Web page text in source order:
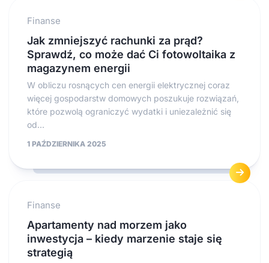
Finanse
Jak zmniejszyć rachunki za prąd?
Sprawdź, co może dać Ci fotowoltaika z
magazynem energii
W obliczu rosnących cen energii elektrycznej coraz
więcej gospodarstw domowych poszukuje rozwiązań,
które pozwolą ograniczyć wydatki i uniezależnić się
od...
1 PAŹDZIERNIKA 2025
Finanse
Apartamenty nad morzem jako
inwestycja – kiedy marzenie staje się
strategią